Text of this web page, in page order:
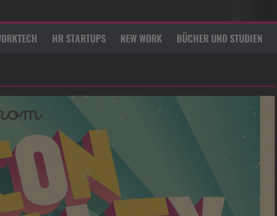
HR STARTUPS NEW WORK BÜCHER UND STUDIEN